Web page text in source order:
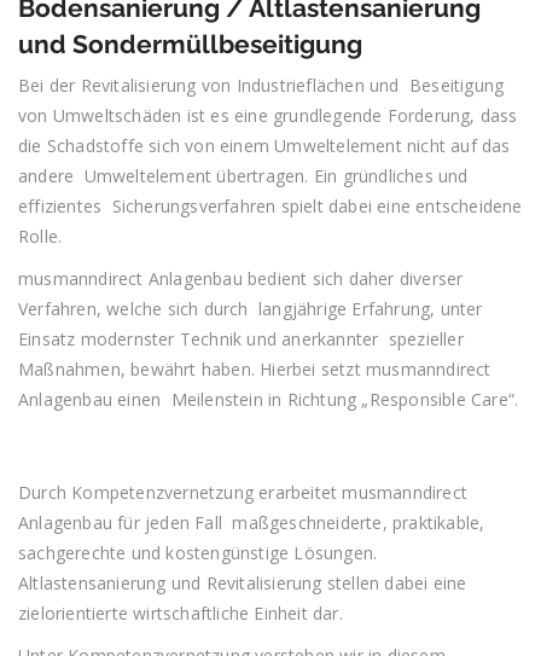
Bodensanierung / Altlastensanierung
und Sondermüllbeseitigung
Bei der Revitalisierung von Industrieflächen und Beseitigung
von Umweltschäden ist es eine grundlegende Forderung, dass
die Schadstoffe sich von einem Umweltelement nicht auf das
andere Umweltelement übertragen. Ein gründliches und
effizientes Sicherungsverfahren spielt dabei eine entscheidene
Rolle.
musmanndirect Anlagenbau bedient sich daher diverser
Verfahren, welche sich durch langjährige Erfahrung, unter
Einsatz modernster Technik und anerkannter spezieller
Maßnahmen, bewährt haben. Hierbei setzt musmanndirect
Anlagenbau einen Meilenstein in Richtung „Responsible Care“.
Durch Kompetenzvernetzung erarbeitet musmanndirect
Anlagenbau für jeden Fall maßgeschneiderte, praktikable,
sachgerechte und kostengünstige Lösungen.
Altlastensanierung und Revitalisierung stellen dabei eine
zielorientierte wirtschaftliche Einheit dar.